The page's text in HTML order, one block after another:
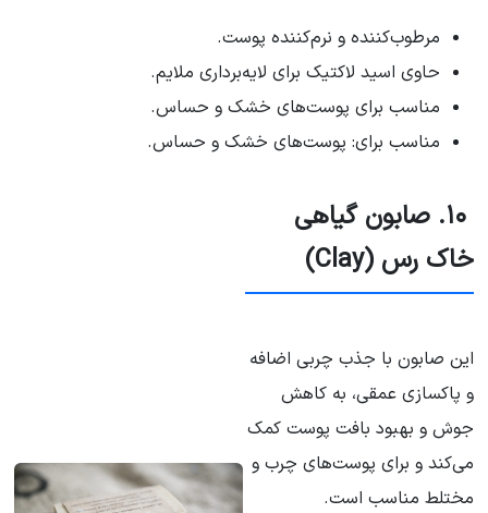
مرطوب‌کننده و نرم‌کننده پوست.
حاوی اسید لاکتیک برای لایه‌برداری ملایم.
مناسب برای پوست‌های خشک و حساس.
مناسب برای: پوست‌های خشک و حساس.
۱۰. صابون گیاهی
خاک رس (Clay)
این صابون با جذب چربی اضافه
و پاکسازی عمقی، به کاهش
جوش و بهبود بافت پوست کمک
می‌کند و برای پوست‌های چرب و
مختلط مناسب است.